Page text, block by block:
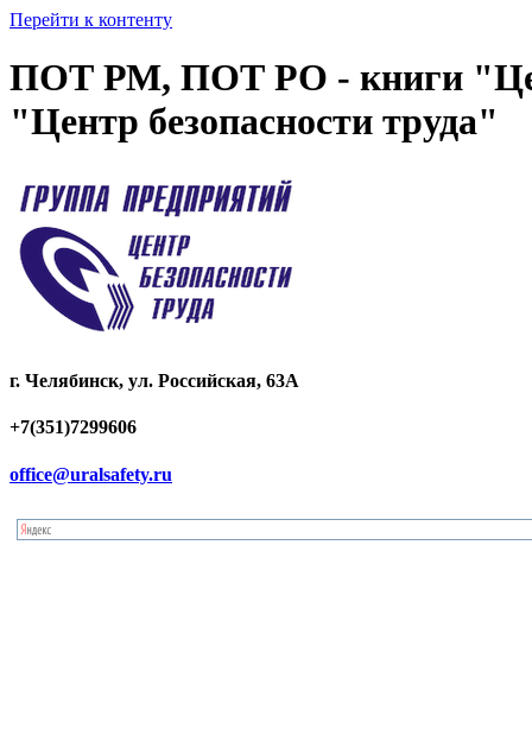
Перейти к контенту
ПОТ РМ, ПОТ РО - книги
"Центр безопасности труда"
г. Челябинск, ул. Российская, 63А
+7(351)7299606
office@uralsafety.ru